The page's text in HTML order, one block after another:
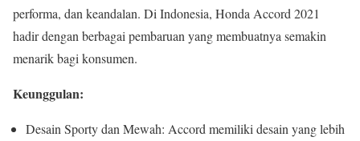
performa, dan keandalan. Di Indonesia, Honda Accord 2021
hadir dengan berbagai pembaruan yang membuatnya semakin
menarik bagi konsumen.
Keunggulan:
Desain Sporty dan Mewah: Accord memiliki desain yang lebih